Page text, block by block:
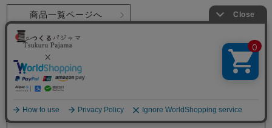
メニュー
商品一覧ページへ
生地サンプル
ペアパジャマの商品一覧をみる